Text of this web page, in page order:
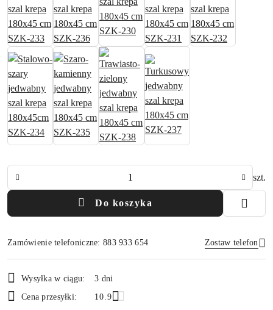
szt.
Do koszyka
Zamówienie telefoniczne: 883 933 654 Zostaw telefon
i
dostawa
Wysyłka w ciągu:
3 dni
Cena przesyłki:
10.9